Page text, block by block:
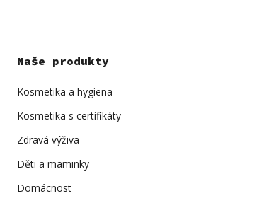
Naše produkty
Kosmetika a hygiena
Kosmetika s certifikáty
Zdravá výživa
Děti a maminky
Domácnost